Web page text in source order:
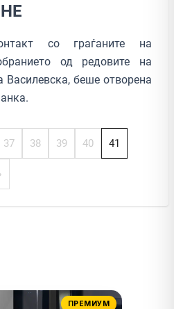
со граѓаните на
од редовите на
беше отворена
37 38 39 40 41
›
ПРЕМИУМ